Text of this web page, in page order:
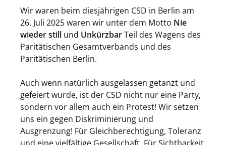
Wir waren beim diesjährigen CSD in Berlin am
26. Juli 2025 waren wir unter dem Motto Nie
wieder still und UnkürzbarTeil des Wagens des
Paritätischen Gesamtverbands und des
Paritätischen Berlin.
Auch wenn natürlich ausgelassen getanzt und
gefeiert wurde, ist der CSD nicht nur eine Party,
sondern vor allem auch ein Protest! Wir setzen
uns ein gegen Diskriminierung und
Ausgrenzung! Für Gleichberechtigung, Toleranz